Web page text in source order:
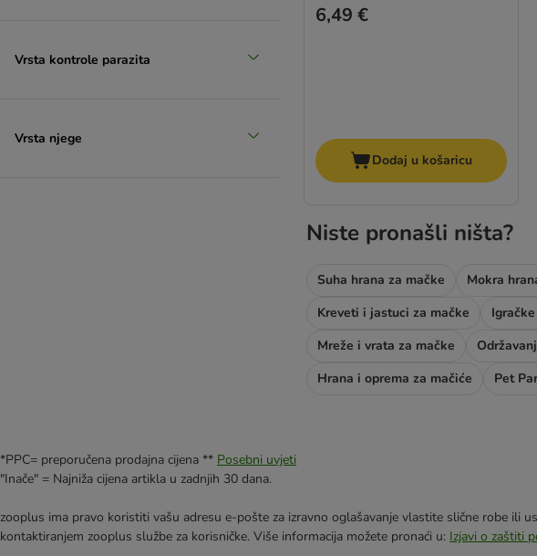
Vrsta kontrole parazita
Vrsta njege
6,49 €
Dodaj u košaricu
Niste pronašli ništa?
Suha hrana za mačke Mokra
Kreveti i jastuci za mačke
Mreže i vrata za mačke
Hrana i oprema za mačiće
Pet
*PPC= preporučena prodajna cijena ** Posebni uvjeti
"Inače" = Najniža cijena artikla u zadnjih 30 dana.
zooplus ima pravo koristiti vašu adresu e-pošte za izravno oglašavanje vlastite slične robe
kontaktiranjem zooplus službe za korisničke. Više informacija možete pronaći u: Izjavi o zaštiti